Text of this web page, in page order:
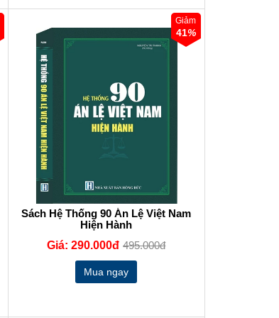
Giảm
41%
Sách Hệ Thống 90 Án Lệ Việt Nam
Hiện Hành
Giá: 290.000đ 495.000đ